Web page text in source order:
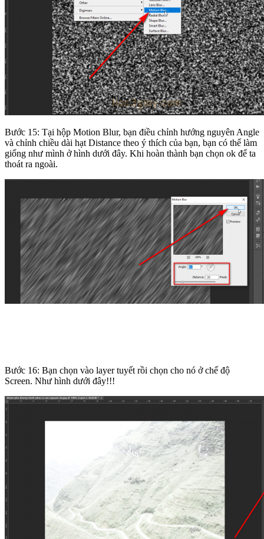
Bước 15: Tại hộp Motion Blur, bạn điều chỉnh hướng nguyên Angle
và chỉnh chiều dài hạt Distance theo ý thích của bạn, bạn có thể làm
giống như mình ở hình dưới đây. Khi hoàn thành bạn chọn ok để ta
thoát ra ngoài.
Bước 16: Bạn chọn vào layer tuyết rồi chọn cho nó ở chế độ
Screen. Như hình dưới đây!!!